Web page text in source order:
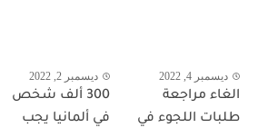
ديسمبر 4, 2022
الغاء مراجعة
طلبات اللجوء في
ديسمبر 2, 2022
300 ألف شخص
في ألمانيا يجب